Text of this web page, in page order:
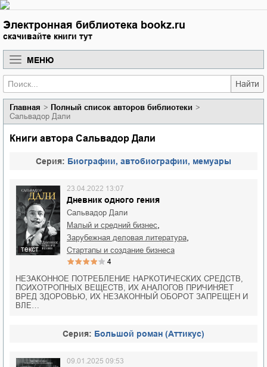
Электронная библиотека bookz.ru
скачивайте книги тут
МЕНЮ
Найти
Главная
Полный список авторов библиотеки
Сальвадор Дали
Книги автора Сальвадор Дали
Cерия: Биографии, автобиографии, мемуары
текст
Дневник одного гения
23.04.2022 13:07
Сальвадор Дали
малый и средний бизнес
зарубежная деловая литература
стартапы и создание бизнеса
4
НЕЗАКОННОЕ ПОТРЕБЛЕНИЕ НАРКОТИЧЕСКИХ СРЕДСТВ,
ПСИХОТРОПНЫХ ВЕЩЕСТВ, ИХ АНАЛОГОВ ПРИЧИНЯЕТ
ВРЕД ЗДОРОВЬЮ, ИХ НЕЗАКОННЫЙ ОБОРОТ ЗАПРЕЩЕН И
ВЛЕ…
Cерия: Большой роман (Аттикус)
09.01.2025 09:53